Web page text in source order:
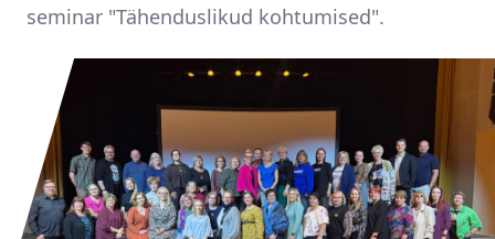
seminar "Tähenduslikud kohtumised".